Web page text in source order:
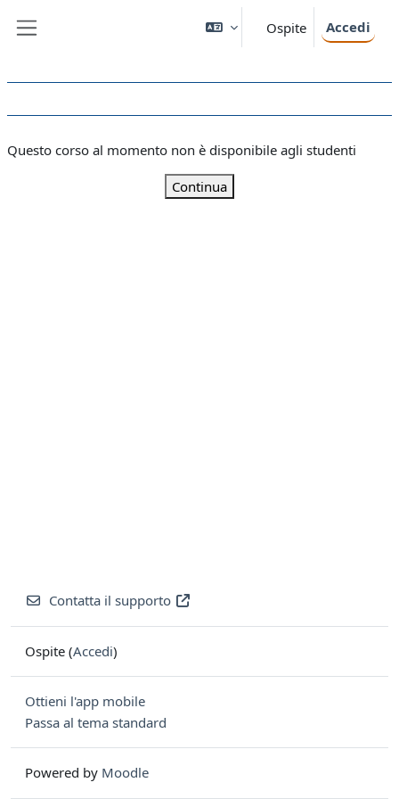
Ospite Accedi
Questo corso al momento non è disponibile agli studenti
Continua
Contatta il supporto
Ospite (Accedi)
Ottieni l'app mobile
Passa al tema standard
Powered by Moodle